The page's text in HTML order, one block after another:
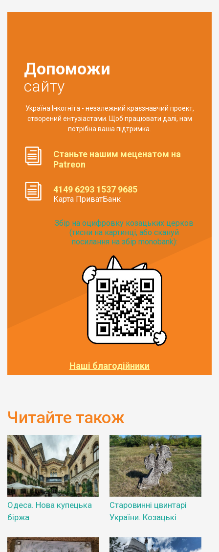
Допоможи
сайту
Україна Інкогніта - незалежний краєзнавчий проект,
створений ентузіастами. Щоб працювати далі, нам
потрібна ваша підтримка.
Станьте нашим меценатом на
Patreon
4149 6293 1537 9685
Карта ПриватБанк
Збір на оцифровку козацьких церков
(тисни на картинці, або скануй
посилання на збір monobank):
Наші благодійники
Читайте також
Одеса. Нова купецька
біржа
Старовинні цвинтарі
України. Козацькі